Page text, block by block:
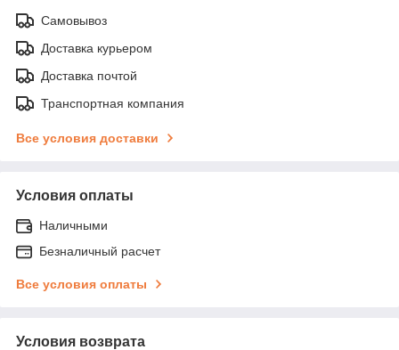
Самовывоз
Доставка курьером
Доставка почтой
Транспортная компания
Все условия доставки
Условия оплаты
Наличными
Безналичный расчет
Все условия оплаты
Условия возврата